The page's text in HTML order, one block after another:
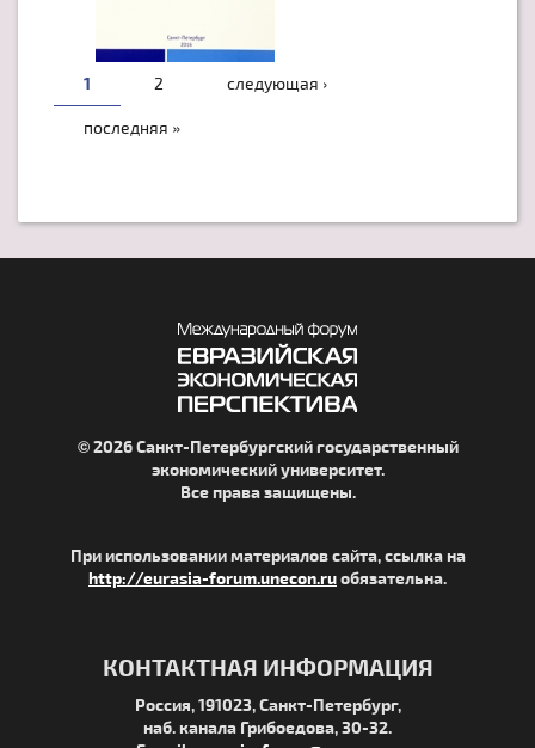
1 2 следующая ›
последняя »
© 2026 Санкт-Петербургский государственный
экономический университет.
Все права защищены.
При использовании материалов сайта, ссылка на
http://eurasia-forum.unecon.ruобязательна.
КОНТАКТНАЯ ИНФОРМАЦИЯ
Россия, 191023, Санкт-Петербург,
наб. канала Грибоедова, 30-32.